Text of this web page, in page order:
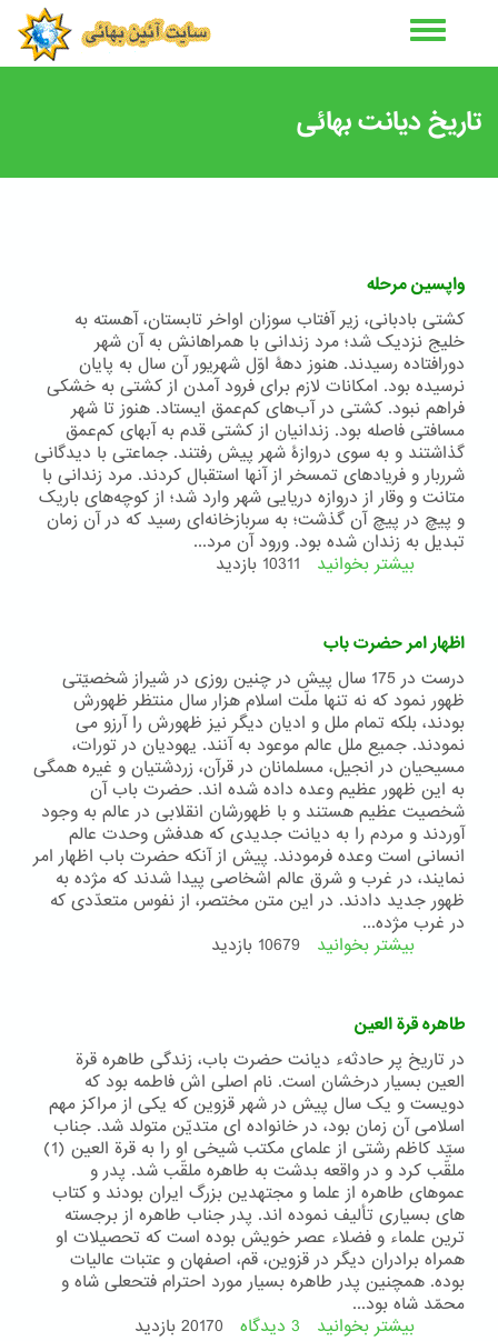
تاریخ دیانت بهائی
واپسین مرحله
کشتی بادبانی، زیر آفتاب سوزان اواخر تابستان، آهسته به
خلیج نزدیک شد؛ مرد زندانی با همراهانش به آن شهر
دورافتاده رسیدند. هنوز دهۀ اوّل شهریور آن سال به پایان
نرسیده بود. امکانات لازم برای فرود آمدن از کشتی به خشکی
فراهم نبود. کشتی در آب‌های کم‌عمق ایستاد. هنوز تا شهر
مسافتی فاصله بود. زندانیان از کشتی قدم به آبهای کم‌عمق
گذاشتند و به سوی دروازۀ شهر پیش رفتند. جماعتی با دیدگانی
شرربار و فریادهای تمسخر از آنها استقبال کردند. مرد زندانی با
متانت و وقار از دروازه دریایی شهر وارد شد؛ از کوچه‌های باریک
و پیچ در پیچ آن گذشت؛ به سربازخانه‌ای رسید که در آن زمان
تبدیل به زندان شده بود. ورود آن مرد...
بیشتر بخوانید درباره
10311 بازدید
اظهار امر حضرت باب
درست در 175 سال پیش در چنین روزی در شیراز شخصیّتی
ظهور نمود که نه تنها ملّت اسلام هزار سال منتظر ظهورش
بودند، بلکه تمام ملل و ادیان دیگر نیز ظهورش را آرزو می
نمودند. جمیع ملل عالم موعود به آنند. یهودیان در تورات،
مسیحیان در انجیل، مسلمانان در قرآن، زردشتیان و غیره همگی
به این ظهور عظیم وعده داده شده اند. حضرت باب آن
شخصیت عظیم هستند و با ظهورشان انقلابی در عالم به وجود
آوردند و مردم را به دیانت جدیدی که هدفش وحدت عالم
انسانی است وعده فرمودند. پیش از آنکه حضرت باب اظهار امر
نمایند، در غرب و شرق عالم اشخاصی پیدا شدند که مژده به
ظهور جدید دادند. در این متن مختصر، از نفوس متعدّدی که
در غرب مژده...
بیشتر بخوانید درباره
10679 بازدید
طاهره قرة العین
در تاریخ پر حادثهء دیانت حضرت باب، زندگی طاهره قرة
العین بسیار درخشان است. نام اصلی اش فاطمه بود که
دویست و یک سال پیش در شهر قزوین که یکی از مراکز مهم
اسلامی آن زمان بود، در خانواده ای متدیّن متولد شد. جناب
سیّد کاظم رشتی از علمای مکتب شیخی او را به قرة العین (1)
ملقّب کرد و در واقعه بدشت به طاهره ملقّب شد. پدر و
عموهای طاهره از علما و مجتهدین بزرگ ایران بودند و کتاب
های بسیاری تألیف نموده اند. پدر جناب طاهره از برجسته
ترین علماء و فضلاء عصر خویش بوده است که تحصیلات او
همراه برادران دیگر در قزوین، قم، اصفهان و عتبات عالیات
بوده. همچنین پدر طاهره بسیار مورد احترام فتحعلی شاه و
محمّد شاه بود...
بیشتر بخوانید درباره
3 دیدگاه 20170 بازدید